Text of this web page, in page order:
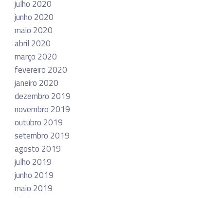
julho 2020
junho 2020
maio 2020
abril 2020
março 2020
fevereiro 2020
janeiro 2020
dezembro 2019
novembro 2019
outubro 2019
setembro 2019
agosto 2019
julho 2019
junho 2019
maio 2019